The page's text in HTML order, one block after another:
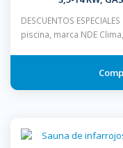
DESCUENTOS
piscina, marca NDE